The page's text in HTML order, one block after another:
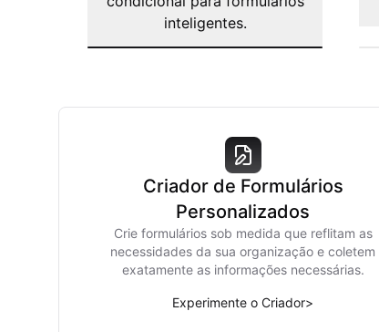
inteligentes.
Criador de Formulários
Personalizados
Crie formulários sob medida que reflitam as
necessidades da sua organização e coletem
exatamente as informações necessárias.
Experimente o Criador>